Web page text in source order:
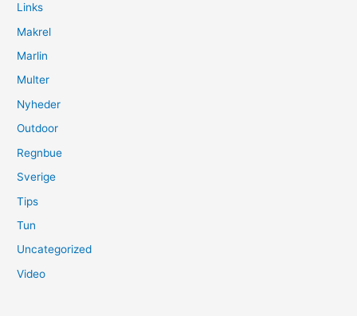
Links
Makrel
Marlin
Multer
Nyheder
Outdoor
Regnbue
Sverige
Tips
Tun
Uncategorized
Video